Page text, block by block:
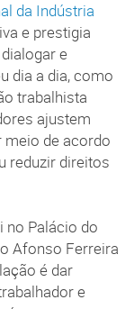
da Indústria
e prestigia
e
dia a dia, como
trabalhista
ajustem
de acordo
reduzir direitos
no Palácio do
Afonso Ferreira
é dar
e